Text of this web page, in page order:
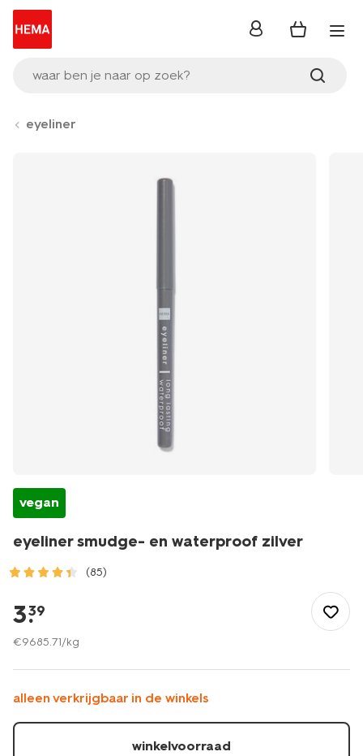
waar ben je naar op zoek?
inloggen
eyeliner
vegan
eyeliner smudge- en waterproof zilver
(85)
gezond/make-
up/eyeliner/eyeliner-
smudge-
en-
zilver-
11210246.html
3.
39
€9685.71/kg
alleen verkrijgbaar in de winkels
winkelvoorraad